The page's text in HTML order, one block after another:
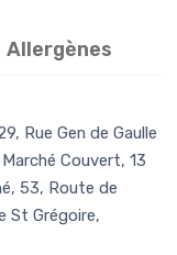
Allergènes
Rue Gen de Gaulle
Couvert, 13
53, Route de
St Grégoire,